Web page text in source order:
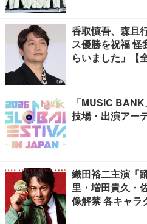
香取慎吾、森且
ス優勝を祝福 怪
らいました」【
「MUSIC
技場・出演アー
織田裕二主演「
里・増田貴久・
像解禁 各キャラ